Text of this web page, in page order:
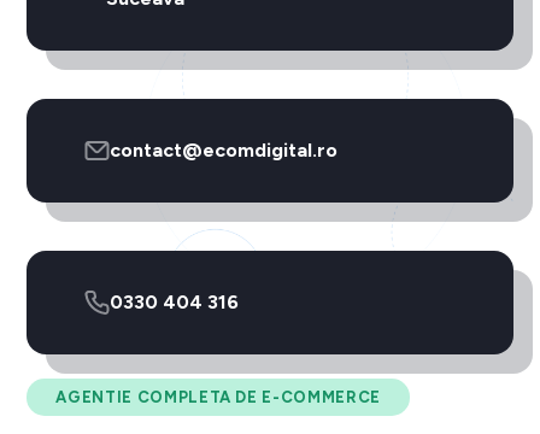
AGENTIE COMPLETA DE E-COMMERCE
contact@ecomdigital.ro
0330 404 316